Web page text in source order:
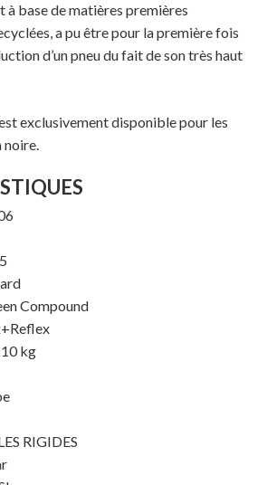
panier est vide.
EN LIGNE
à base de matières premières
a pu être pour la première fois
d’un pneu du fait de son très haut
exclusivement disponible pour les
noire.
Compound
kg
RIGIDES